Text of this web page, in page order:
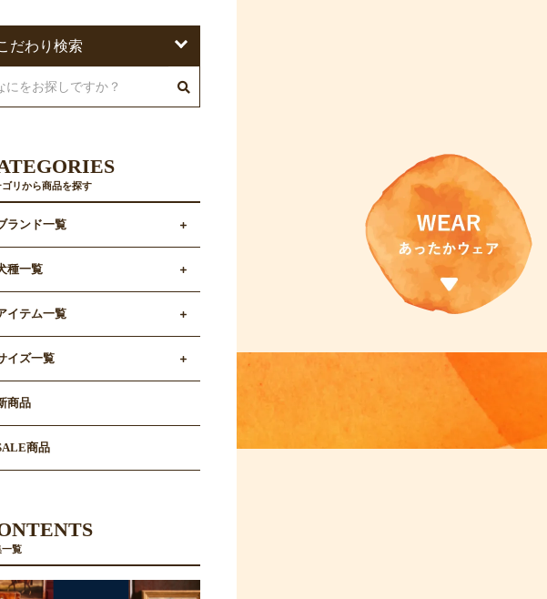
だわり検索
ゴリから商品を探す
ランド一覧
種一覧
イテム一覧
イズ一覧
商品
商品
一覧